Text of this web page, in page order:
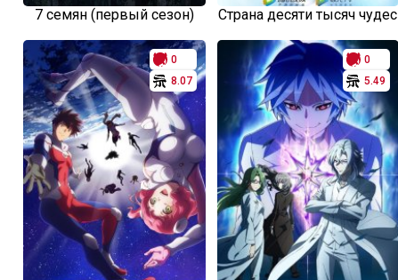
7 семян (первый сезон) Страна десяти тысяч чудес
0
8.07
0
5.49